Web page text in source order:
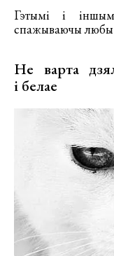
Гэтымі і
спажываючы любы
Не варта
і белае